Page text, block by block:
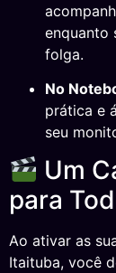
enquanto
folga.
No
prática e
seu
Um
para
Ao ativar as
Itaituba, você